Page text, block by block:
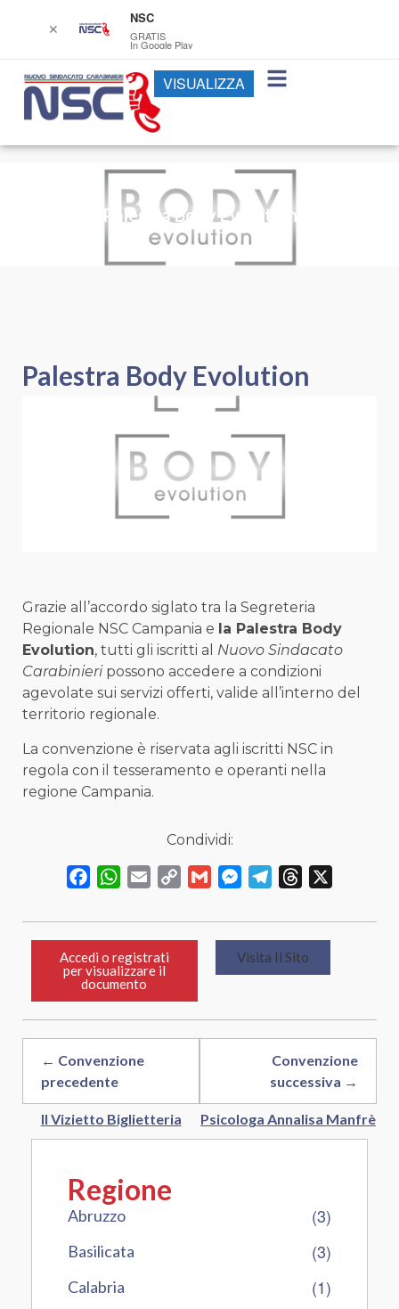
Palestra Body Evolution
Palestra Body Evolution
Grazie all’accordo siglato tra la Segreteria
Regionale NSC Campania e la Palestra Body
Evolution, tutti gli iscritti al Nuovo Sindacato
Carabinieri possono accedere a condizioni
agevolate sui servizi offerti, valide all’interno del
territorio regionale.
La convenzione è riservata agli iscritti NSC in
regola con il tesseramento e operanti nella
regione Campania.
Condividi:
FacebookWhatsApp
Email
Copy
Gmail MessengerTelegramThreads
Accedi o registrati
per visualizzare il
documento
Visita Il Sito
← Convenzione
precedente
Il Vizietto Biglietteria
Convenzione
successiva →
Psicologa Annalisa Manfrè
Regione
Abruzzo (3)
Basilicata (3)
Calabria (1)
✕
NSC
GRATIS
In Google Play
VISUALIZZA